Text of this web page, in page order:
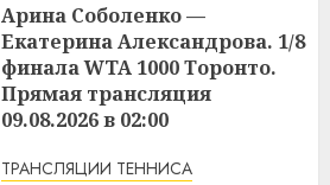
Арина Соболенко —
Екатерина Александрова. 1/8
финала WTA 1000 Торонто.
Прямая трансляция
09.08.2026 в 02:00
ТРАНСЛЯЦИИ ТЕННИСА